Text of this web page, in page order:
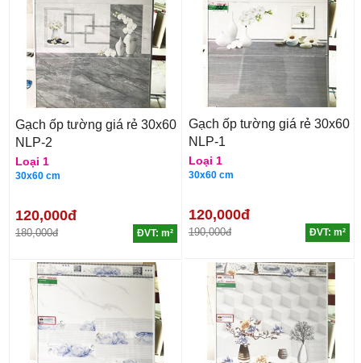
Gạch ốp tường giá rẻ 30x60
NLP-2
Loại 1
30x60 cm
120,000đ
180,000đ ĐVT: m²
Gạch ốp tường giá rẻ 30x60
NLP-1
Loại 1
30x60 cm
120,000đ
190,000đ ĐVT: m²